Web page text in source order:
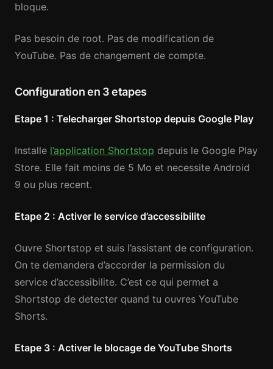
bloque.
Pas besoin de root. Pas de modification de
YouTube. Pas de changement de compte.
Configuration en 3 etapes
Etape 1 : Telecharger Shortstop depuis Google Play
Installe l’application Shortstop depuis le Google Play
Store. Elle fait moins de 5 Mo et necessite Android
9 ou plus recent.
Etape 2 : Activer le service d’accessibilite
Ouvre Shortstop et suis l’assistant de configuration.
On te demandera d’accorder la permission du
service d’accessibilite. C’est ce qui permet a
Shortstop de detecter quand tu ouvres YouTube
Shorts.
Etape 3 : Activer le blocage de YouTube Shorts